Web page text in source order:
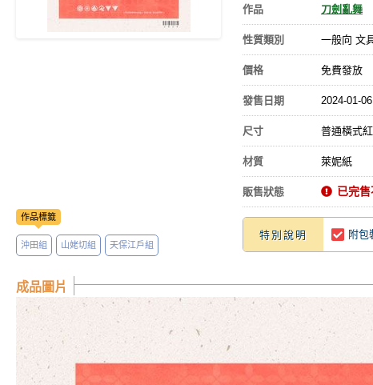
作品標籤
沖田組 山姥切組 天保江戶組
作品 刀劍亂舞
性質類別 一般向 文
價格 免費發放
發售日期 2024-01-06
尺寸 普通橫式
材質 萊妮紙
販售狀態 已完
特別說明 附包
成品圖片